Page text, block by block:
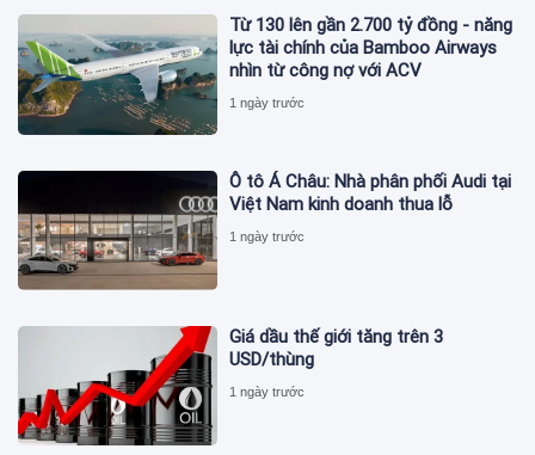
Từ 130 lên gần 2.700 tỷ đồng - năng
lực tài chính của Bamboo Airways
nhìn từ công nợ với ACV
1 ngày trước
Ô tô Á Châu: Nhà phân phối Audi tại
Việt Nam kinh doanh thua lỗ
1 ngày trước
Giá dầu thế giới tăng trên 3
USD/thùng
1 ngày trước